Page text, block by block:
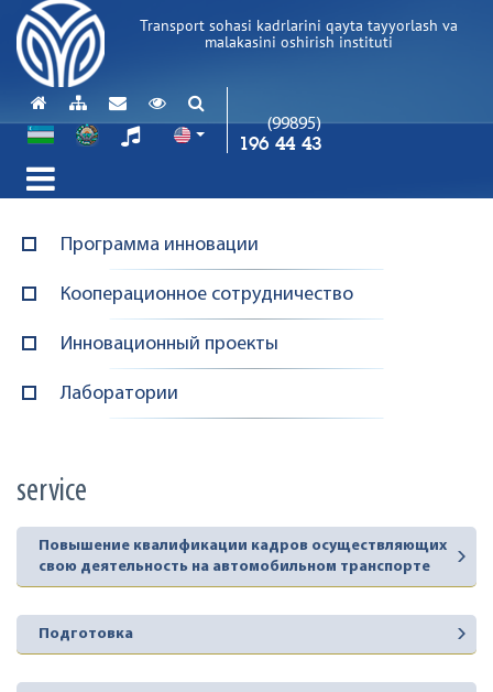
Transport sohasi kadrlarini qayta tayyorlash va
malakasini oshirish instituti
(99895)
196 44 43
Программа инновации
Кооперационное сотрудничество
Инновационный проекты
Лаборатории
service
Повышение квалификации кадров осуществляющих
свою деятельность на автомобильном транспорте
Подготовка